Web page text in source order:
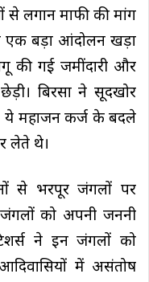
से लगान माफी की मांग
एक बड़ा आंदोलन खड़ा
की गई जमींदारी और
बिरसा ने सूदखोर
ये महाजन कर्ज के बदले
लेते थे।
से भरपूर जंगलों पर
को अपनी जननी
ने इन जंगलों को
में असंतोष